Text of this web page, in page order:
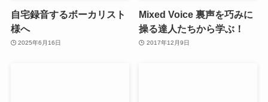
自宅録音するボーカリスト
様へ
2025年6月16日
Mixed Voice 裏声を巧みに
操る達人たちから学ぶ！
2017年12月9日